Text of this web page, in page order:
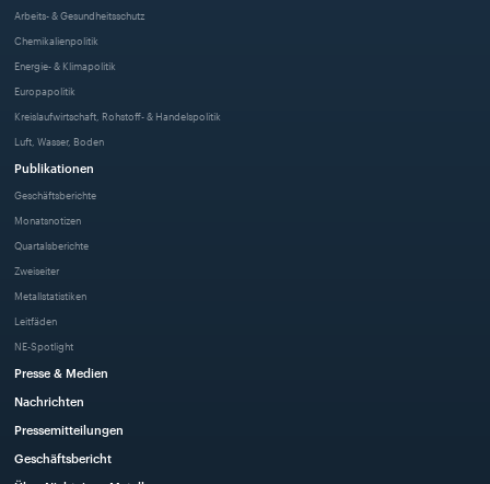
Arbeits- & Gesundheitsschutz
Chemikalienpolitik
Energie- & Klimapolitik
Europapolitik
Kreislaufwirtschaft, Rohstoff- & Handelspolitik
Luft, Wasser, Boden
Publikationen
Geschäftsberichte
Monatsnotizen
Quartalsberichte
Zweiseiter
Metallstatistiken
Leitfäden
NE-Spotlight
Presse & Medien
Nachrichten
Pressemitteilungen
Geschäftsbericht